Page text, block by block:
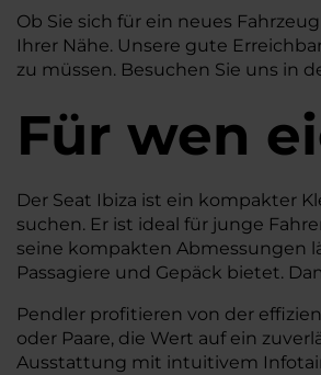
Ob Sie sich für ein neues
Ihrer Nähe. Unsere gute
zu müssen. Besuchen Sie uns in
Für wen
Der Seat Ibiza ist ein kompakter
suchen. Er ist ideal für junge
seine kompakten Abmessungen
Passagiere und Gepäck bietet.
Pendler profitieren von der
oder Paare, die Wert auf ein
Ausstattung mit intuitivem